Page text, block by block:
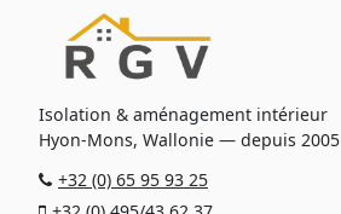
Isolation & aménagement intérieur
Hyon-Mons, Wallonie — depuis 2005
+32 (0) 65 95 93 25